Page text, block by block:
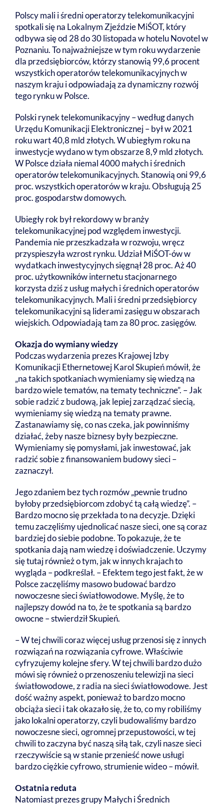
Polscy mali i średni operatorzy telekomunikacyjni
spotkali się na Lokalnym Zjeździe MiŚOT, który
odbywa się od 28 do 30 listopada w hotelu Novotel w
Poznaniu. To najważniejsze w tym roku wydarzenie
dla przedsiębiorców, którzy stanowią 99,6 procent
wszystkich operatorów telekomunikacyjnych w
naszym kraju i odpowiadają za dynamiczny rozwój
tego rynku w Polsce.
Polski rynek telekomunikacyjny – według danych
Urzędu Komunikacji Elektronicznej – był w 2021
roku wart 40,8 mld złotych. W ubiegłym roku na
inwestycje wydano w tym obszarze 8,9 mld złotych.
W Polsce działa niemal 4000 małych i średnich
operatorów telekomunikacyjnych. Stanowią oni 99,6
proc. wszystkich operatorów w kraju. Obsługują 25
proc. gospodarstw domowych.
Ubiegły rok był rekordowy w branży
telekomunikacyjnej pod względem inwestycji.
Pandemia nie przeszkadzała w rozwoju, wręcz
przyspieszyła wzrost rynku. Udział MiŚOT-ów w
wydatkach inwestycyjnych sięgnął 28 proc. Aż 40
proc. użytkowników internetu stacjonarnego
korzysta dziś z usług małych i średnich operatorów
telekomunikacyjnych. Mali i średni przedsiębiorcy
telekomunikacyjni są liderami zasięgu w obszarach
wiejskich. Odpowiadają tam za 80 proc. zasięgów.
Okazja do wymiany wiedzy
Podczas wydarzenia prezes Krajowej Izby
Komunikacji Ethernetowej Karol Skupień mówił, że
„na takich spotkaniach wymieniamy się wiedzą na
bardzo wiele tematów, na tematy techniczne”. – Jak
sobie radzić z budową, jak lepiej zarządzać siecią,
wymieniamy się wiedzą na tematy prawne.
Zastanawiamy się, co nas czeka, jak powinniśmy
działać, żeby nasze biznesy były bezpieczne.
Wymieniamy się pomysłami, jak inwestować, jak
radzić sobie z finansowaniem budowy sieci –
zaznaczył.
Jego zdaniem bez tych rozmów „pewnie trudno
byłoby przedsiębiorcom zdobyć tą całą wiedzę”. –
Bardzo mocno się przekłada to na decyzje. Dzięki
temu zaczęliśmy ujednolicać nasze sieci, one są coraz
bardziej do siebie podobne. To pokazuje, że te
spotkania dają nam wiedzę i doświadczenie. Uczymy
się tutaj również o tym, jak w innych krajach to
wygląda – podkreślał. – Efektem tego jest fakt, że w
Polsce zaczęliśmy masowo budować bardzo
nowoczesne sieci światłowodowe. Myślę, że to
najlepszy dowód na to, że te spotkania są bardzo
owocne – stwierdził Skupień.
– W tej chwili coraz więcej usług przenosi się z innych
rozwiązań na rozwiązania cyfrowe. Właściwie
cyfryzujemy kolejne sfery. W tej chwili bardzo dużo
mówi się również o przenoszeniu telewizji na sieci
światłowodowe, z radia na sieci światłowodowe. Jest
dość ważny aspekt, ponieważ to bardzo mocno
obciąża sieci i tak okazało się, że to, co my robiliśmy
jako lokalni operatorzy, czyli budowaliśmy bardzo
nowoczesne sieci, ogromnej przepustowości, w tej
chwili to zaczyna być naszą siłą tak, czyli nasze sieci
rzeczywiście są w stanie przenieść nowe usługi
bardzo ciężkie cyfrowo, strumienie wideo – mówił.
Ostatnia reduta
Natomiast prezes grupy Małych i Średnich